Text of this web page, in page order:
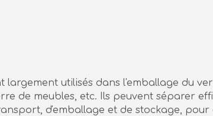
largement utilisés dans l'emballage du
de meubles, etc. Ils peuvent séparer
d'emballage et de stockage, pour